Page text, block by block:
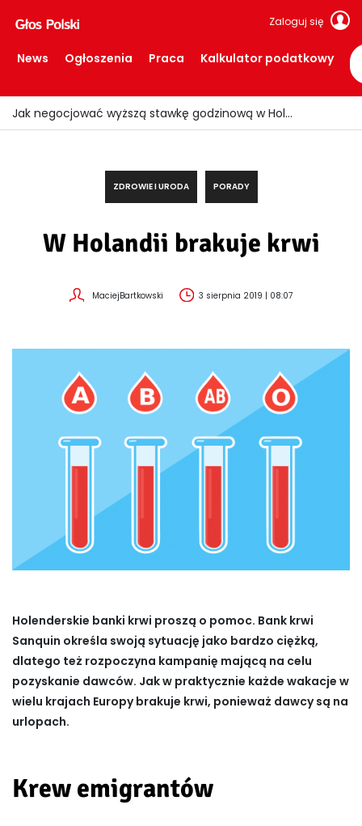
Zaloguj się
News Ogłoszenia Praca Kalkulator podatkowy
Jak negocjować wyższą stawkę godzinową w Holandii?
ZDROWIE I URODA PORADY
W Holandii brakuje krwi
MaciejBartkowski 3 sierpnia 2019 | 08:07
Holenderskie banki krwi proszą o pomoc. Bank krwi
Sanquin określa swoją sytuację jako bardzo ciężką,
dlatego też rozpoczyna kampanię mającą na celu
pozyskanie dawców. Jak w praktycznie każde wakacje w
wielu krajach Europy brakuje krwi, ponieważ dawcy są na
urlopach.
Krew emigrantów